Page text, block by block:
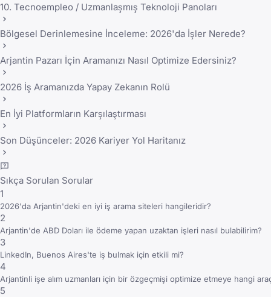
10. Tecnoempleo / Uzmanlaşmış Teknoloji Panoları
Bölgesel Derinlemesine İnceleme: 2026'da İşler Nerede?
Arjantin Pazarı İçin Aramanızı Nasıl Optimize Edersiniz?
2026 İş Aramanızda Yapay Zekanın Rolü
En İyi Platformların Karşılaştırması
Son Düşünceler: 2026 Kariyer Yol Haritanız
Sıkça Sorulan Sorular
1
2026'da Arjantin'deki en iyi iş arama siteleri hangileridir?
2
Arjantin'de ABD Doları ile ödeme yapan uzaktan işleri nasıl bulabilirim?
3
LinkedIn, Buenos Aires'te iş bulmak için etkili mi?
4
Arjantinli işe alım uzmanları için bir özgeçmişi optimize etmeye hangi
5